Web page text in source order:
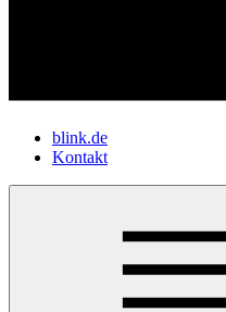
blink.de
Kontakt